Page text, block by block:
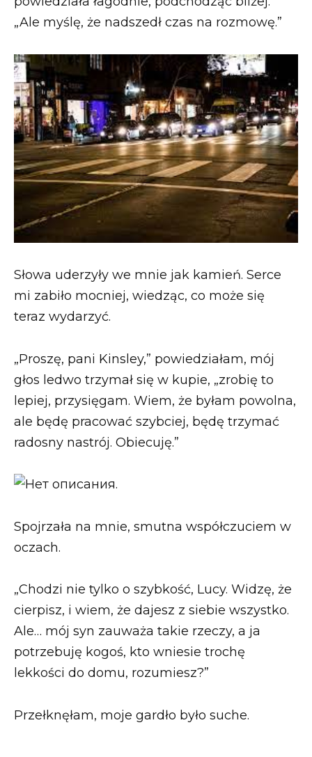
„Ale myślę, że nadszedł czas na rozmowę.”
Słowa uderzyły we mnie jak kamień. Serce
mi zabiło mocniej, wiedząc, co może się
teraz wydarzyć.
„Proszę, pani Kinsley,” powiedziałam, mój
głos ledwo trzymał się w kupie, „zrobię to
lepiej, przysięgam. Wiem, że byłam powolna,
ale będę pracować szybciej, będę trzymać
radosny nastrój. Obiecuję.”
Spojrzała na mnie, smutna współczuciem w
oczach.
„Chodzi nie tylko o szybkość, Lucy. Widzę, że
cierpisz, i wiem, że dajesz z siebie wszystko.
Ale… mój syn zauważa takie rzeczy, a ja
potrzebuję kogoś, kto wniesie trochę
lekkości do domu, rozumiesz?”
Przełknęłam, moje gardło było suche.